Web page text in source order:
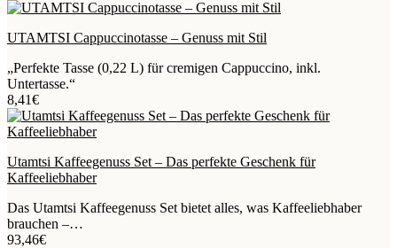
UTAMTSI Cappuccinotasse – Genuss mit Stil
„Perfekte Tasse (0,22 L) für cremigen Cappuccino, inkl.
Untertasse.“
8,41€
Utamtsi Kaffeegenuss Set – Das perfekte Geschenk für
Kaffeeliebhaber
Das Utamtsi Kaffeegenuss Set bietet alles, was Kaffeeliebhaber
brauchen –…
93,46€